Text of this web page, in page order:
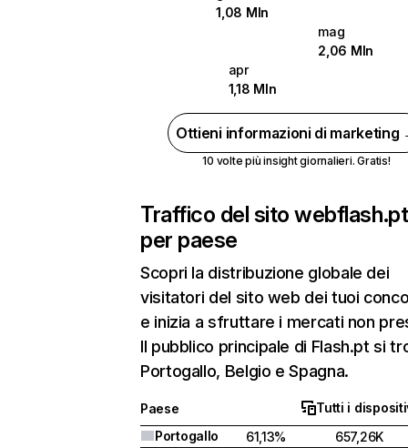
1,08 Mln
mag
2,06 Mln
apr
1,18 Mln
Ottieni informazioni di marketing
10 volte più insight giornalieri. Gratis!
Traffico del sito webflash.pt
per paese
Scopri la distribuzione globale dei
visitatori del sito web dei tuoi
e inizia a sfruttare i mercati non
Il pubblico principale di Flash.pt si
Portogallo, Belgio e Spagna.
Paese
Tutti i
Portogallo
61,13%
657,26K